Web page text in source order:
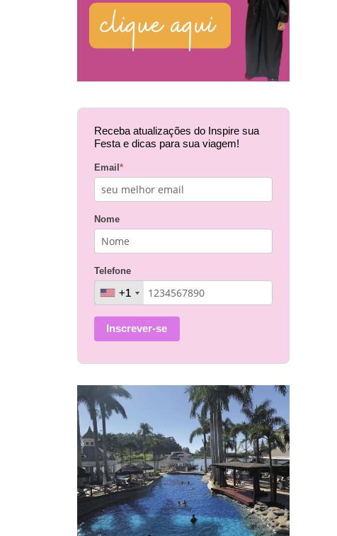
Receba atualizações do Inspire sua
Festa e dicas para sua viagem!
Email *
Nome
Telefone
+1
+1
Inscrever-se